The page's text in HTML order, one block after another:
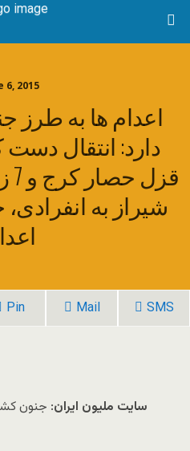
6, 2015
اعدام ها به طرز
شیراز به
Pin Mail SMS
سایت ملیون ایران: جنون